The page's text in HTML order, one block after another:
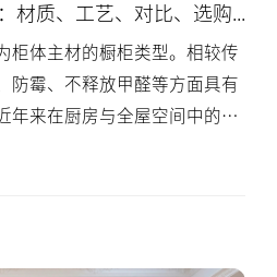
柜体主材的橱柜类型。相较传
防霉、不释放甲醛等方面具有
年来在厨房与全屋空间中的应
整体承压背景下少数保持增长